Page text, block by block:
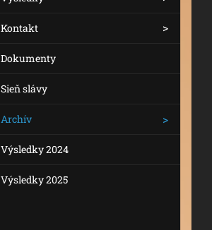
Kontakt
Dokumenty
Sieň slávy
Archív
Výsledky 2024
Výsledky 2025